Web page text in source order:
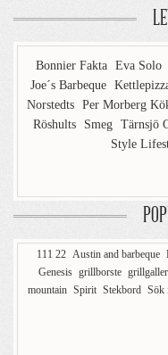
Bonnier Fakta Eva Solo
Joe´s Barbeque
Norstedts Per Morberg
Röshults
Smeg Tärnsjö
Style
111 22 Austin and barbeque
Genesis grillborste grillgaller
mountain Spirit Stekbord Sök